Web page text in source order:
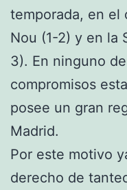
temporada, en el
Nou (1-2) y en la
3). En ninguno
compromisos
posee un gran
Madrid.
Por este motivo
derecho de